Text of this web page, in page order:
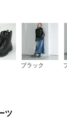
ブラック
ツ